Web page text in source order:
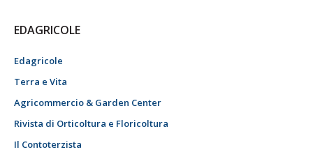
EDAGRICOLE
Edagricole
Terra e Vita
Agricommercio & Garden Center
Rivista di Orticoltura e Floricoltura
Il Contoterzista